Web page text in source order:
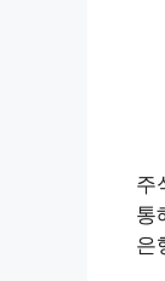
주
통
은